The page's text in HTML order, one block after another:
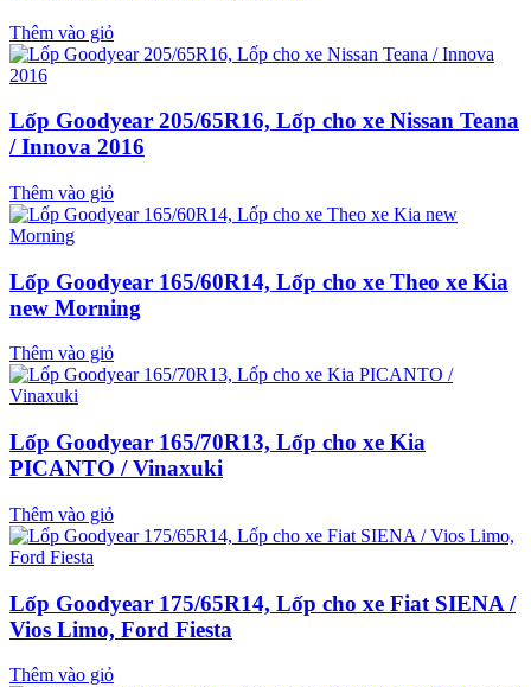
Thêm vào giỏ
Lốp Goodyear 205/65R16, Lốp cho xe Nissan Teana
/ Innova 2016
Thêm vào giỏ
Lốp Goodyear 165/60R14, Lốp cho xe Theo xe Kia
new Morning
Thêm vào giỏ
Lốp Goodyear 165/70R13, Lốp cho xe Kia
PICANTO / Vinaxuki
Thêm vào giỏ
Lốp Goodyear 175/65R14, Lốp cho xe Fiat SIENA /
Vios Limo, Ford Fiesta
Thêm vào giỏ